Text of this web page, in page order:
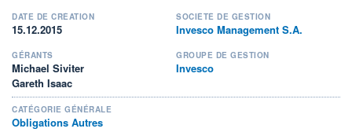
DATE DE CRÉATION
15.12.2015
SOCIÉTÉ DE GESTION
Invesco Management S.A.
GÉRANTS
Michael Siviter
Gareth Isaac
GROUPE DE GESTION
Invesco
CATÉGORIE GÉNÉRALE
Obligations Autres